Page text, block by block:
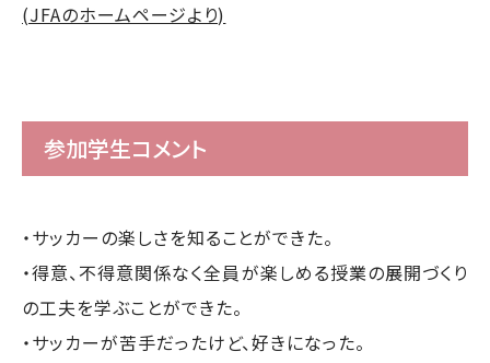
(JFAのホームページより)
参加学生コメント
・サッカーの楽しさを知ることができた。
・得意、不得意関係なく全員が楽しめる授業の展開づくり
の工夫を学ぶことができた。
・サッカーが苦手だったけど、好きになった。